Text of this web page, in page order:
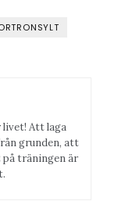
livet! Att laga
grunden, att
träningen är